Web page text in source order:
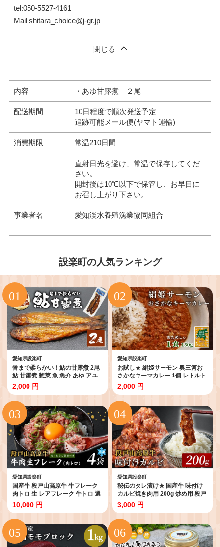
tel:050-5527-4161
Mail:shitara_choice@j-gr.jp
閉じる
内容 ・あゆ甘露煮 ２尾
配送期間
10日程度で順次発送予定
追跡可能メール便(ヤマト運輸)
消費期限 常温210日間
直射日光を避け、常温で保存してくだ
さい。
開封後は10℃以下で保管し、お早目に
お召し上がり下さい。
事業者名 愛知淡水養殖漁業協同組合
設楽町の人気ランキング
愛知県設楽町
骨まで柔らかい！鮎の甘露煮 2尾
鮎 甘露煮 惣菜 魚 魚介 あゆ アユ
常温 煮物 おつまみ あゆ ネコポス
-205
2,000 円
愛知県設楽町
お試し★ 絹姫サーモン 奥三河お
さかなキーマカレー 1個 レトルト
カレー カレー レトルトカレー 魚
サーモン インスタントカレー 鮭
常温 食品 非常食 キーマカレー 設
楽町 ネコポス -213
2,000 円
愛知県設楽町
国産牛 段戸山高原牛 牛フレーク
肉トロ 生 レアフレーク 牛トロ 選
べる 内容量 240g 生食用牛肉 牛ト
ロ 生食 おつまみ 小分け 個包装 安
心 安全 国産 牛肉 牛 肉 厳選 ご褒
美 どんぶり 丼 ふりかけ 蓬莱泉 酒
粕育ち -087
10,000 円
愛知県設楽町
秘伝のタレ漬け★ 国産牛 味付け
カルビ焼き肉用 200g 炒め用 段戸
山高原牛 国産 牛肉 牛 小分け 地域
限定 厳選 人気 薄切り 牛丼 肉じゃ
が 焼肉 肉 カルビ 数量限定 キャン
プ バーベキュー お試し 小分け 肉
日本酒 -092
3,000 円